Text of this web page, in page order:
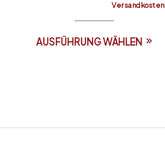
Versandkosten
AUSFÜHRUNG WÄHLEN